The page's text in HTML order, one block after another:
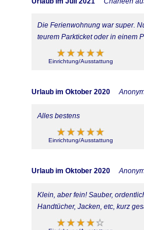
Die Ferienwohnung war super.
teurem Parkticket oder in einem
Einrichtung/Ausstattung
Urlaub im Oktober 2020
Alles bestens
Einrichtung/Ausstattung
Urlaub im Oktober 2020
Klein, aber fein! Sauber,
Handtücher, Jacken, etc, kurz